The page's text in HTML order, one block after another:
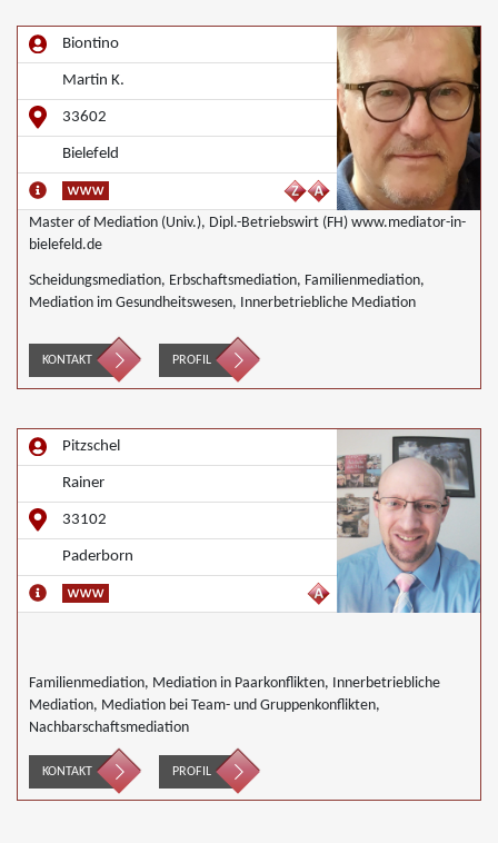
Biontino
Martin K.
33602
Bielefeld
Master of Mediation (Univ.), Dipl.-Betriebswirt (FH) www.mediator-in-
bielefeld.de
Scheidungsmediation, Erbschaftsmediation, Familienmediation,
Mediation im Gesundheitswesen, Innerbetriebliche Mediation
KONTAKT PROFIL
Pitzschel
Rainer
33102
Paderborn
Familienmediation, Mediation in Paarkonflikten, Innerbetriebliche
Mediation, Mediation bei Team- und Gruppenkonflikten,
Nachbarschaftsmediation
KONTAKT PROFIL